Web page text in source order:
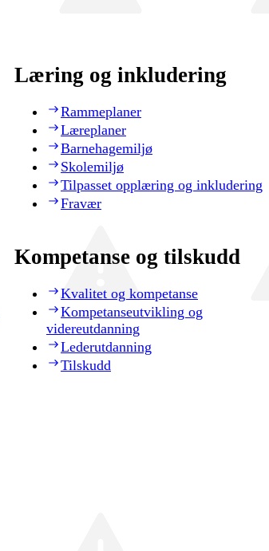
Læring og inkludering
Rammeplaner
Læreplaner
Barnehagemiljø
Skolemiljø
Tilpasset opplæring og inkludering
Fravær
Kompetanse og tilskudd
Kvalitet og kompetanse
Kompetanseutvikling og
videreutdanning
Lederutdanning
Tilskudd